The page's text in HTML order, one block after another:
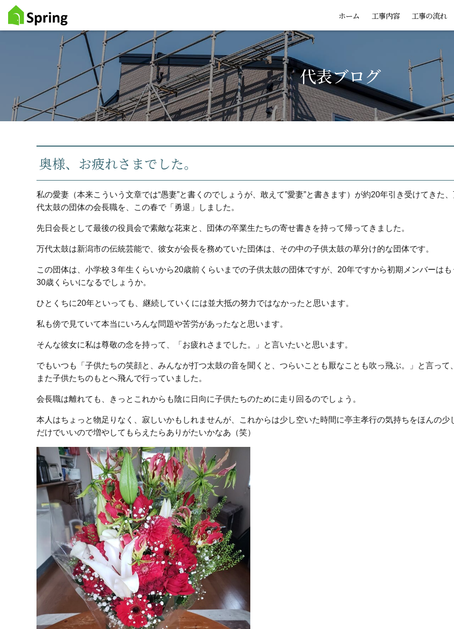
ホーム 工事内容 工事の流れ
代表ブログ
奥様、お疲れさまでした。
私の愛妻（本来こういう文章では“愚妻”と書くのでしょうが、敢えて”愛妻”と書きます）が約20年引き受けてきた
代太鼓の団体の会長職を、この春で「勇退」しました。
先日会長として最後の役員会で素敵な花束と、団体の卒業生たちの寄せ書きを持って帰ってきました。
万代太鼓は新潟市の伝統芸能で、彼女が会長を務めていた団体は、その中の子供太鼓の草分け的な団体です。
この団体は、小学校３年生くらいから20歳前くらいまでの子供太鼓の団体ですが、20年ですから初期メンバーはも
30歳くらいになるでしょうか。
ひとくちに20年といっても、継続していくには並大抵の努力ではなかったと思います。
私も傍で見ていて本当にいろんな問題や苦労があったなと思います。
そんな彼女に私は尊敬の念を持って、「お疲れさまでした。」と言いたいと思います。
でもいつも「子供たちの笑顔と、みんなが打つ太鼓の音を聞くと、つらいことも厭なことも吹っ飛ぶ。」と言って
また子供たちのもとへ飛んで行っていました。
会長職は離れても、きっとこれからも陰に日向に子供たちのために走り回るのでしょう。
本人はちょっと物足りなく、寂しいかもしれませんが、これからは少し空いた時間に亭主孝行の気持ちをほんの少
だけでいいので増やしてもらえたらありがたいかなあ（笑）